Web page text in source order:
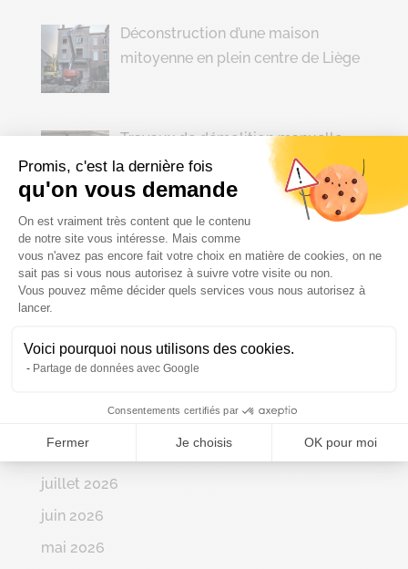
Promis, c'est la dernière fois
qu'on vous demande
Plateforme de Gestion du
On est vraiment très content que le contenu
de notre site vous intéresse. Mais comme
vous n'avez pas encore fait votre choix en matière de cookies, on ne
sait pas si vous nous autorisez à suivre votre visite ou non.
Vous pouvez même décider quels services vous nous autorisez à
lancer.
Voici pourquoi nous utilisons des cookies.
Partage de données avec Google
Consentements certifiés par
Fermer Je choisis OK pour moi
Axeptio consent
Déconstruction d’une maison
mitoyenne en plein centre de Liège
Travaux de démolition manuelle
Suite de notre chantier à Ougrée
Démolition de bâtiments agricoles
juillet 2026
juin 2026
mai 2026